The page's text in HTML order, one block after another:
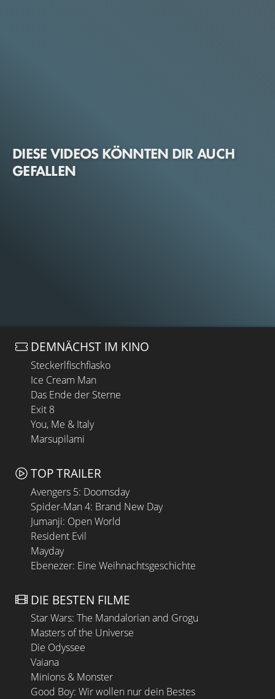
DIESE VIDEOS KÖNNTEN DIR AUCH
GEFALLEN
DEMNÄCHST IM KINO
Steckerlfischfiasko
Ice Cream Man
Das Ende der Sterne
Exit 8
You, Me & Italy
Marsupilami
TOP TRAILER
Avengers 5: Doomsday
Spider-Man 4: Brand New Day
Jumanji: Open World
Resident Evil
Mayday
Ebenezer: Eine Weihnachtsgeschichte
DIE BESTEN FILME
Star Wars: The Mandalorian and Grogu
Masters of the Universe
Die Odyssee
Vaiana
Minions & Monster
Good Boy: Wir wollen nur dein Bestes